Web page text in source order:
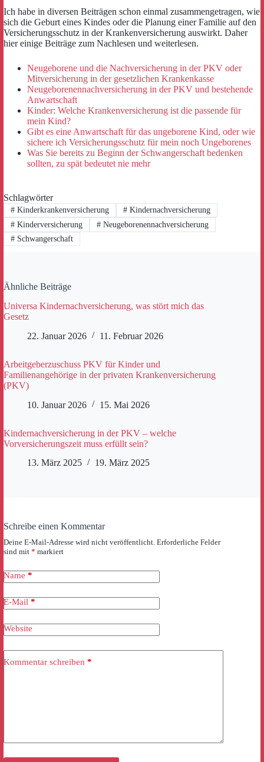
Ich habe in diversen Beiträgen schon einmal zusammengetragen, wie
sich die Geburt eines Kindes oder die Planung einer Familie auf den
Versicherungsschutz in der Krankenversicherung auswirkt. Daher
hier einige Beiträge zum Nachlesen und weiterlesen.
Neugeborene und die Nachversicherung in der PKV oder
Mitversicherung in der gesetzlichen Krankenkasse
Neugeborenennachversicherung in der PKV und bestehende
Anwartschaft
Kinder: Welche Krankenversicherung ist die passende für
mein Kind?
Gibt es eine Anwartschaft für das ungeborene Kind, oder wie
sichere ich Versicherungsschutz für mein noch Ungeborenes
Was Sie bereits zu Beginn der Schwangerschaft bedenken
sollten, zu spät bedeutet nie mehr
Schlagwörter
#Kinderkrankenversicherung #Kindernachversicherung
#Kinderversicherung #Neugeborenennachversicherung
#Schwangerschaft
Ähnliche Beiträge
Universa Kindernachversicherung, was stört mich das
Gesetz
22. Januar 2026
11. Februar 2026
Arbeitgeberzuschuss PKV für Kinder und
Familienangehörige in der privaten Krankenversicherung
(PKV)
10. Januar 2026
15. Mai 2026
Kindernachversicherung in der PKV – welche
Vorversicherungszeit muss erfüllt sein?
13. März 2025
19. März 2025
Schreibe einen Kommentar
Deine E-Mail-Adresse wird nicht veröffentlicht. Erforderliche Felder
sind mit * markiert
Name *
E-Mail *
Website
Kommentar schreiben *